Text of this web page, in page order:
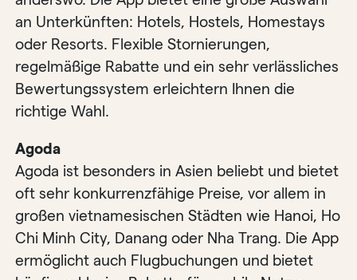
an Unterkünften: Hotels, Hostels, Homestays
oder Resorts. Flexible Stornierungen,
regelmäßige Rabatte und ein sehr verlässliches
Bewertungssystem erleichtern Ihnen die
richtige Wahl.
Agoda
Agoda ist besonders in Asien beliebt und bietet
oft sehr konkurrenzfähige Preise, vor allem in
großen vietnamesischen Städten wie Hanoi, Ho
Chi Minh City, Danang oder Nha Trang. Die App
ermöglicht auch Flugbuchungen und bietet